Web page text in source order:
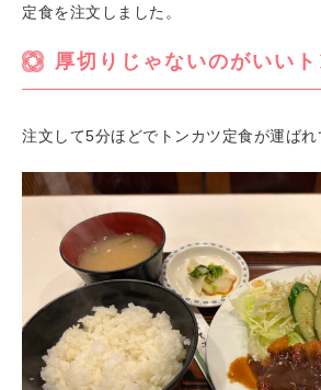
定食を注文しました。
厚切りじゃないのがいい
注文して5分ほどでトンカツ定食が運ばれ